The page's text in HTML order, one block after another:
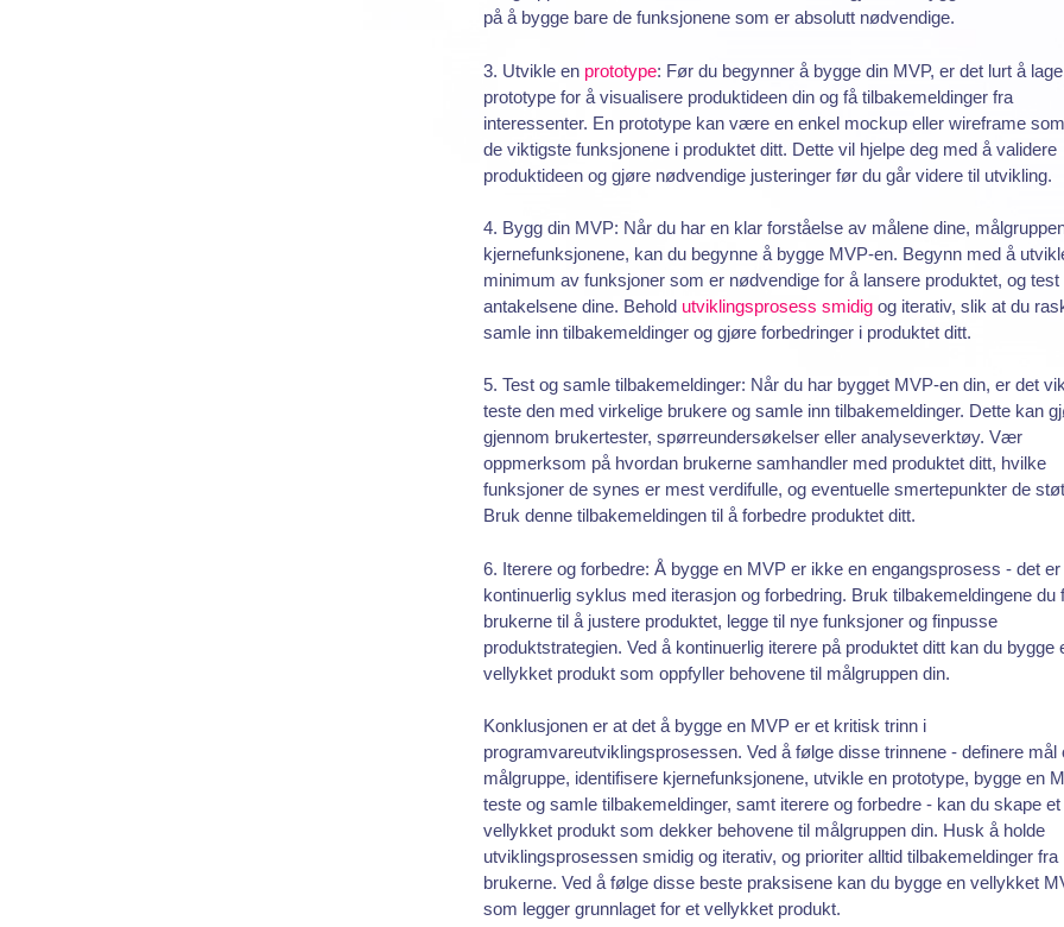
på å bygge bare de funksjonene som er absolutt nødvendige.
3. Utvikle en prototype: Før du begynner å bygge din MVP, er det lurt å
prototype for å visualisere produktideen din og få tilbakemeldinger fra
interessenter. En prototype kan være en enkel mockup eller wireframe
de viktigste funksjonene i produktet ditt. Dette vil hjelpe deg med å validere
produktideen og gjøre nødvendige justeringer før du går videre til utvikling.
4. Bygg din MVP: Når du har en klar forståelse av målene dine,
kjernefunksjonene, kan du begynne å bygge MVP-en. Begynn med å
minimum av funksjoner som er nødvendige for å lansere produktet, og test
antakelsene dine. Behold utviklingsprosess smidigog iterativ, slik at du
samle inn tilbakemeldinger og gjøre forbedringer i produktet ditt.
5. Test og samle tilbakemeldinger: Når du har bygget MVP-en din, er det
teste den med virkelige brukere og samle inn tilbakemeldinger. Dette kan
gjennom brukertester, spørreundersøkelser eller analyseverktøy. Vær
oppmerksom på hvordan brukerne samhandler med produktet ditt, hvilke
funksjoner de synes er mest verdifulle, og eventuelle smertepunkter de
Bruk denne tilbakemeldingen til å forbedre produktet ditt.
6. Iterere og forbedre: Å bygge en MVP er ikke en engangsprosess - det er
kontinuerlig syklus med iterasjon og forbedring. Bruk tilbakemeldingene du
brukerne til å justere produktet, legge til nye funksjoner og finpusse
produktstrategien. Ved å kontinuerlig iterere på produktet ditt kan du bygge
vellykket produkt som oppfyller behovene til målgruppen din.
Konklusjonen er at det å bygge en MVP er et kritisk trinn i
programvareutviklingsprosessen. Ved å følge disse trinnene - definere mål
målgruppe, identifisere kjernefunksjonene, utvikle en prototype, bygge en
teste og samle tilbakemeldinger, samt iterere og forbedre - kan du skape et
vellykket produkt som dekker behovene til målgruppen din. Husk å holde
utviklingsprosessen smidig og iterativ, og prioriter alltid tilbakemeldinger fra
brukerne. Ved å følge disse beste praksisene kan du bygge en vellykket
som legger grunnlaget for et vellykket produkt.